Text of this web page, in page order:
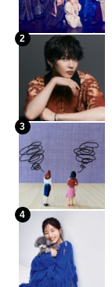
2
3
4